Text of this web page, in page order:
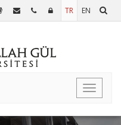
TR EN
Toggle